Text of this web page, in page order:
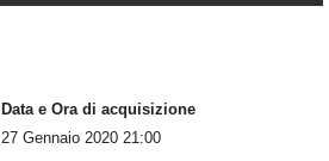
Data e Ora di acquisizione
27 Gennaio 2020 21:00